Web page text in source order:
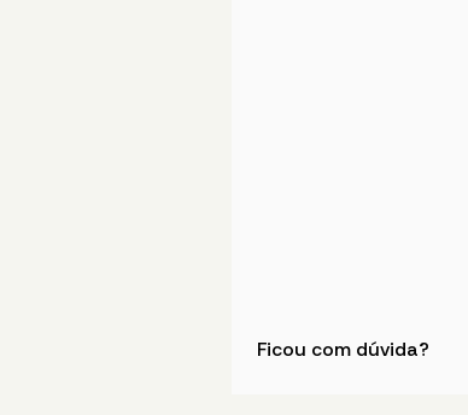
Ficou com dúvida?